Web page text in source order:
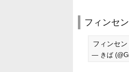
フィンセ
フィンセ
— きば